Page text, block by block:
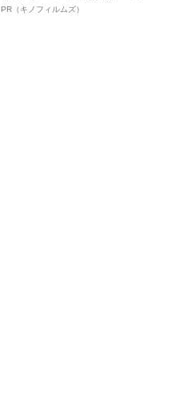
ボ》
PR（キノフィルムズ）